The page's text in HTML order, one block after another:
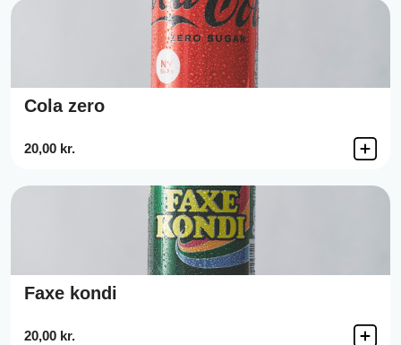
Cola zero
20,00 kr.
Faxe kondi
20,00 kr.